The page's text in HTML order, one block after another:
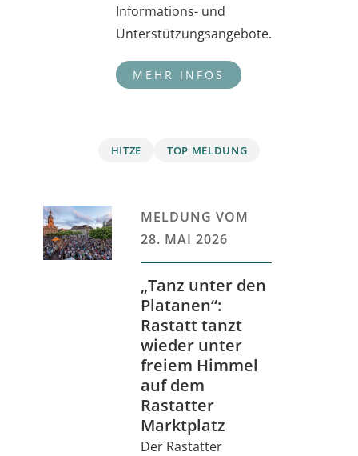
Informations- und
Unterstützungsangebote.
HITZE TOP MELDUNG
MELDUNG VOM
28. MAI 2026
„Tanz unter den
Platanen“:
Rastatt tanzt
wieder unter
freiem Himmel
auf dem
Rastatter
Marktplatz
Der Rastatter